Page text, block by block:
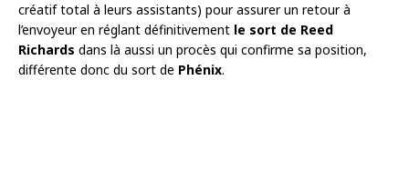
créatif total à leurs assistants) pour assurer un retour à
l’envoyeur en réglant définitivement le sort de Reed
Richards dans là aussi un procès qui confirme sa position,
différente donc du sort de Phénix.